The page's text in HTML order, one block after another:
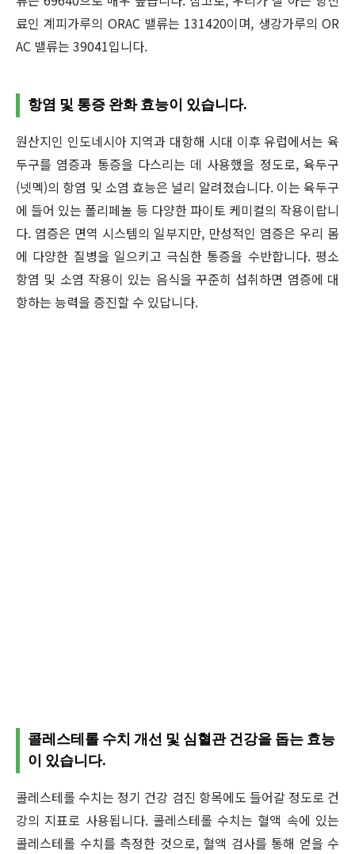
료인 계피가루의 ORAC 밸류는 131420이며, 생강가루의 OR
AC 밸류는 39041입니다.
항염 및 통증 완화 효능이 있습니다.
원산지인 인도네시아 지역과 대항해 시대 이후 유럽에서는 육
두구를 염증과 통증을 다스리는 데 사용했을 정도로, 육두구
(넷멕)의 항염 및 소염 효능은 널리 알려졌습니다. 이는 육두구
에 들어 있는 폴리페놀 등 다양한 파이토 케미컬의 작용이랍니
다. 염증은 면역 시스템의 일부지만, 만성적인 염증은 우리 몸
에 다양한 질병을 일으키고 극심한 통증을 수반합니다. 평소
항염 및 소염 작용이 있는 음식을 꾸준히 섭취하면 염증에 대
항하는 능력을 증진할 수 있답니다.
콜레스테롤 수치 개선 및 심혈관 건강을 돕는 효능
이 있습니다.
콜레스테롤 수치는 정기 건강 검진 항목에도 들어갈 정도로 건
강의 지표로 사용됩니다. 콜레스테롤 수치는 혈액 속에 있는
콜레스테롤 수치를 측정한 것으로, 혈액 검사를 통해 얻을 수